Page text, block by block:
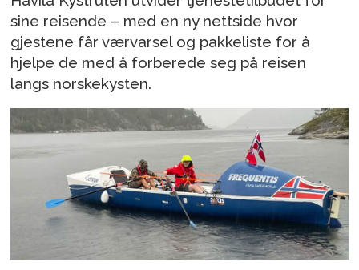
sine reisende – med en ny nettside hvor
gjestene får værvarsel og pakkeliste for å
hjelpe de med å forberede seg på reisen
langs norskekysten.